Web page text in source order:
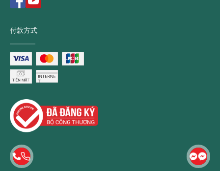
付款方式